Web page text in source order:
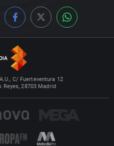
C/ Fuerteventura 12
Reyes, 28703 Madrid